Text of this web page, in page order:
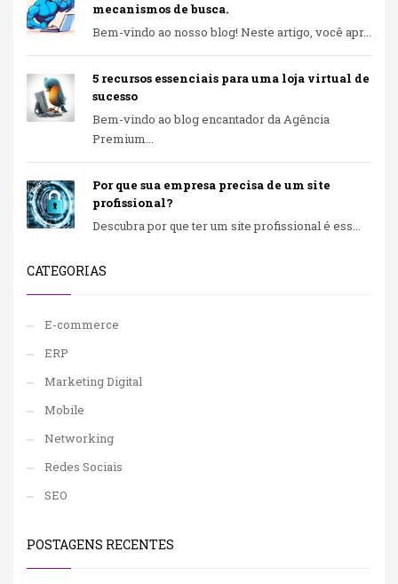
mecanismos de busca.
Bem-vindo ao nosso blog! Neste artigo, você apr...
5 recursos essenciais para uma loja virtual de
sucesso
Bem-vindo ao blog encantador da Agência
Premium...
Por que sua empresa precisa de um site
profissional?
Descubra por que ter um site profissional é ess...
CATEGORIAS
E-commerce
ERP
Marketing Digital
Mobile
Networking
Redes Sociais
SEO
POSTAGENS RECENTES